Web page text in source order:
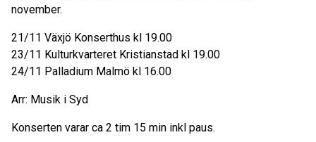
november.
21/11 Växjö Konserthus kl 19.00
23/11 Kulturkvarteret Kristianstad kl 19.00
24/11 Palladium Malmö kl 16.00
Arr: Musik i Syd
Konserten varar ca 2 tim 15 min inkl paus.